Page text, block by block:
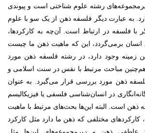
رشته علوم شناختی است و پیوندی
به عبارت دیگر فلسفه ذهن از یک سو با علوم
با فلسفه در ارتباط است. آن‌چه به کارکردها،
انسان برمی‌گردد، این که ماهیت ذهن ما چیست
زمینه وجود دارد، در رشته فلسفه ذهن مورد
مباحث مرتبط با نفس در سنت اسلامی و
ذهن مورد بررسی قرار می‌گیرد. به عنوان
در انسان‌شناسی فلسفی یا فیزیکالیسم
ذهن است. البته این‌ها بحث‌های مرتبط با ماهیت
مختلفی که ذهن ما دارد مثل کارکرد